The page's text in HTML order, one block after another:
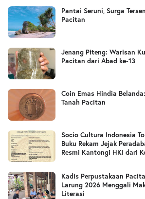
Pantai Seruni, Surga
Pacitan
Jenang Piteng: Warisan
Pacitan dari Abad ke-13
Coin Emas Hindia
Tanah Pacitan
Socio Cultura Indonesia
Buku Rekam Jejak
Resmi Kantongi HKI dari
Kadis Perpustakaan
Larung 2026 Menggali
Literasi